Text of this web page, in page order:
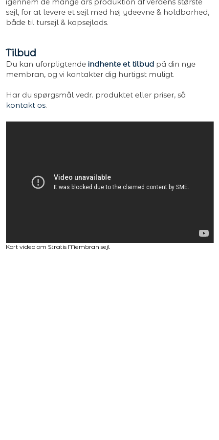
sejl, for at levere et sejl med høj ydeevne & holdbarhed,
både til tursejl & kapsejlads.
Tilbud
Du kan uforpligtende indhente et tilbudpå din nye
membran, og vi kontakter dig hurtigst muligt.
Har du spørgsmål vedr. produktet eller priser, så
kontakt os.
Kort video om Stratis Membran sejl